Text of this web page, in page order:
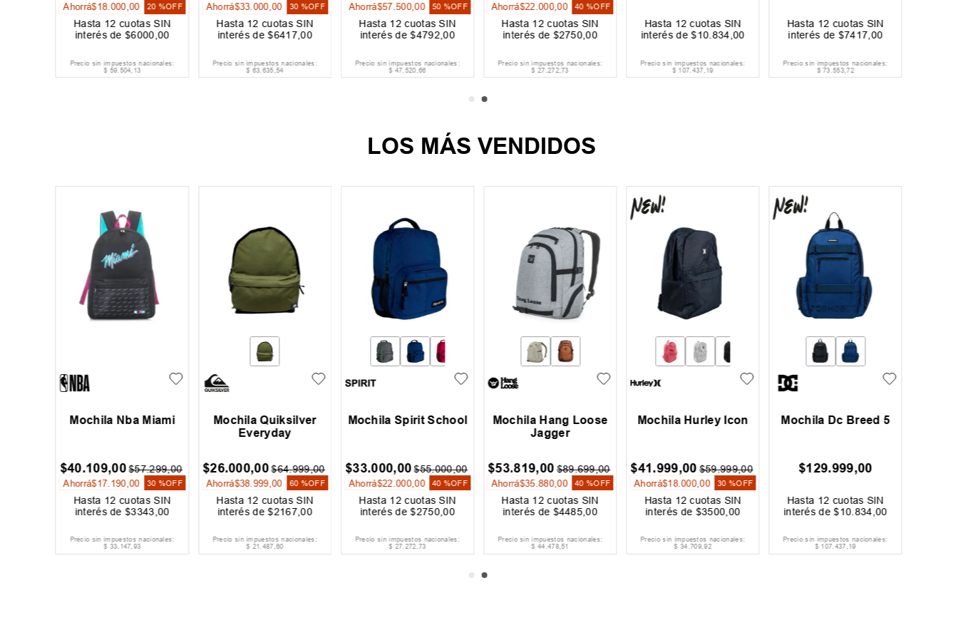
Ahorrá$18.000 ,00 20 %OFF
Hasta 12 cuotas SIN
interés de$6000 ,00
Precio sin impuestos nacionales:
$ 59.504,13
Ahorrá$33.000 ,00 30 %OFF
Hasta 12 cuotas SIN
interés de$6417 ,00
Precio sin impuestos nacionales:
$ 63.635,54
Ahorrá$57 .500,00 50 %OFF
Hasta 12 cuotas SIN
interés de$4792 ,00
Precio sin impuestos nacionales:
$ 47.520,66
Ahorrá$22 .000,00 40 %OFF
Hasta 12 cuotas SIN
interés de $2750 ,00
Precio sin impuestos nacionales:
$ 27.272,73
Hasta 12 cuotas SIN
interés de$10 834 ,00
Precio sin impuestos nacionales:
$ 107.437,19
Hasta 12 cuotas SIN
interés de$7417 ,00
Precio sin impuestos nacionales:
$ 73.553,72
LOS MÁS VENDIDOS
Mochila Nba Miami
$40.109,00 $57.299,00
Ahorrá$17. 190 ,00 30 %OFF
Hasta 12 cuotas SIN
interés de$3343 ,00
Precio sin impuestos nacionales:
$ 33.147,93
Mochila Quiksilver
Everyday
$26.000,00 $64.999,00
Ahorrá$38.999 ,00 60 %OFF
Hasta 12 cuotas SIN
interés de$2167 ,00
Precio sin impuestos nacionales:
$ 21.487,60
Mochila Spirit School
$33.000,00 $55.000,00
Ahorrá$22 .000,00 40 %OFF
Hasta 12 cuotas SIN
interés de$2750 ,00
Precio sin impuestos nacionales:
$ 27.272,73
Mochila Hang Loose
Jagger
$53.819,00 $89.699,00
Ahorrá$35 .880,00 40 %OFF
Hasta 12 cuotas SIN
interés de $4485 ,00
Precio sin impuestos nacionales:
$ 44.478,51
Mochila Hurley Icon
$41.999,00 $59.999,00
Ahorrá$18.000,00 30 %OFF
Hasta 12 cuotas SIN
interés de$3500 00
Precio sin impuestos nacionales:
$ 34.709,92
Mochila Dc Breed 5
$129.999,00
Hasta 12 cuotas SIN
interés de$10 .834 ,00
Precio sin impuestos nacionales:
$ 107.437,19